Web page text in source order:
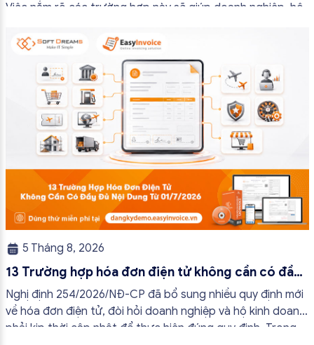
Việc nắm rõ các trường hợp này sẽ giúp doanh nghiệp, hộ
tránh lập hóa đơn không cần thiết hoặc áp […]
5 Tháng 8, 2026
13 Trường hợp hóa đơn điện tử không cần có đầy
đủ nội dung từ 01/7/2026
Nghị định 254/2026/NĐ-CP đã bổ sung nhiều quy định mới
về hóa đơn điện tử, đòi hỏi doanh nghiệp và hộ kinh doanh
phải kịp thời cập nhật để thực hiện đúng quy định. Trong